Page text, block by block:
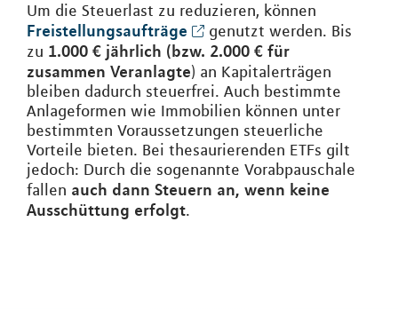
Um die Steuerlast zu reduzieren, können
Freistellungsaufträge
genutzt werden. Bis
zu 1.000 € jährlich (bzw. 2.000 € für
zusammen Veranlagte) an Kapitalerträgen
bleiben dadurch steuerfrei. Auch bestimmte
Anlageformen wie Immobilien können unter
bestimmten Voraussetzungen steuerliche
Vorteile bieten. Bei thesaurierenden ETFs gilt
jedoch: Durch die sogenannte Vorabpauschale
fallen auch dann Steuern an, wenn keine
Ausschüttung erfolgt.